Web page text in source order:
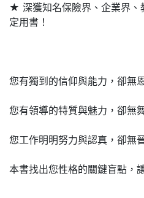
★ 深獲知名保險界、企業界、
定用書！
您有獨到的信仰與能力，卻無
您有領導的特質與魅力，卻無
您工作明明努力與認真，卻無
本書找出您性格的關鍵盲點，